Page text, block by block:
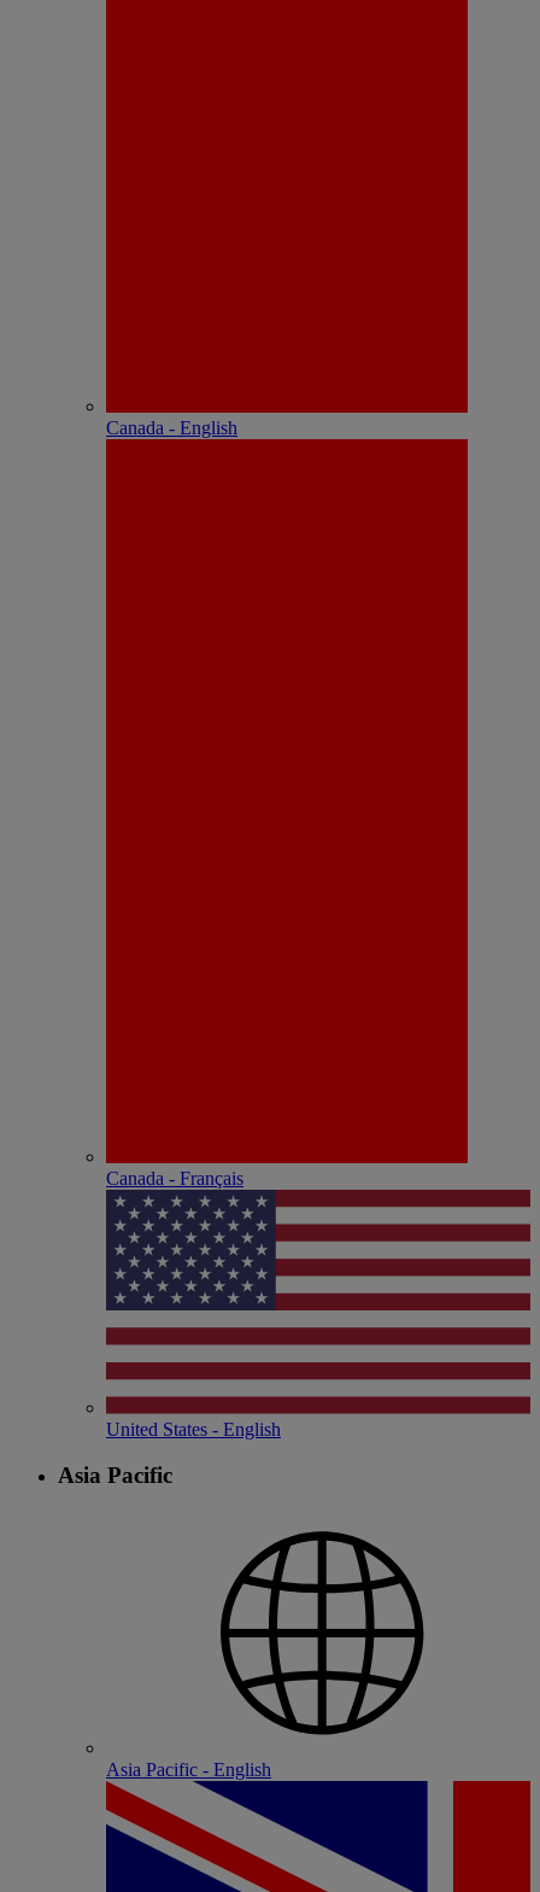
Canada - English
Canada - Français
United States - English
Asia Pacific
Asia Pacific - English